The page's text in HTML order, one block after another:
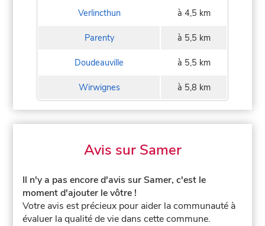
Verlincthun à 4,5 km
Parenty à 5,5 km
Doudeauville à 5,5 km
Wirwignes à 5,8 km
Avis sur Samer
Il n'y a pas encore d'avis sur Samer, c'est le
moment d'ajouter le vôtre !
Votre avis est précieux pour aider la communauté à
évaluer la qualité de vie dans cette commune.